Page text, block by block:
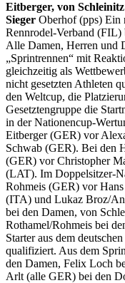
Eitberger, von
Sieger Oberhof (pps) Ein
Rennrodel-Verband (FIL)
Alle Damen, Herren und
„Sprintrennen“ mit
gleichzeitig als
nicht gesetzten Athleten
den Weltcup, die
Gesetztengruppe die
in der Nationencup-
Eitberger (GER) vor
Schwab (GER). Bei den
(GER) vor Christopher
(LAT). Im Doppelsitzer-
Rohmeis (GER) vor
(ITA) und Lukaz Broz/
bei den Damen, von
Rothamel/Rohmeis bei
Starter aus dem
qualifiziert. Aus dem
den Damen, Felix Loch
Arlt (alle GER) bei den